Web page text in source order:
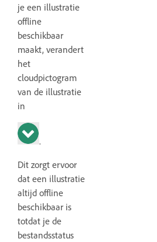
je een illustratie
offline
beschikbaar
maakt, verandert
het
cloudpictogram
van de illustratie
in
.
Dit zorgt ervoor
dat een illustratie
altijd offline
beschikbaar is
totdat je de
bestandsstatus